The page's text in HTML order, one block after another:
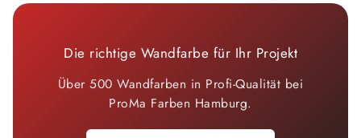
Die richtige Wandfarbe für Ihr Projekt
Über 500 Wandfarben in Profi-Qualität bei
ProMa Farben Hamburg.